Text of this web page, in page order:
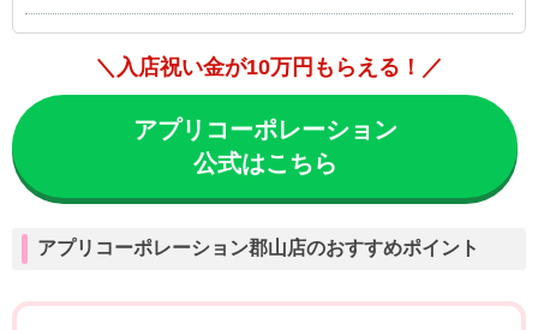
＼入店祝い金が10万円もらえる！／
アプリコーポレーション
公式はこちら
アプリコーポレーション郡山店のおすすめポイント